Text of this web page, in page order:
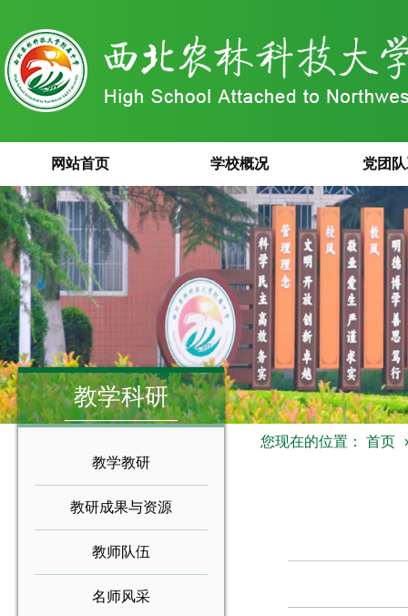
网站首页 学校概况 党团
教学科研
教学教研
教研成果与资源
教师队伍
名师风采
您现在的位置： 首页